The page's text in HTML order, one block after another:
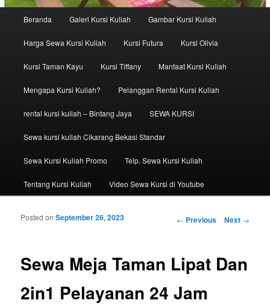
Skip to primary content
Skip to secondary content
Beranda Galeri Kursi Kuliah Gambar Kursi Kuliah
Harga Sewa Kursi Kuliah Kursi Futura Kursi Olivia
Kursi Taman Kayu Kursi Tiffany Manfaat Kursi Kuliah
Mengapa Kursi Kuliah? Pelanggan Rental Kursi Kuliah
rental kursi kuliah – Bintang Jaya SEWA KURSI
Sewa kursi kuliah Cikarang Bekasi Standar
Sewa Kursi Kuliah Promo Telp. Sewa Kursi Kuliah
Tentang Kursi Kuliah Video Sewa Kursi di Youtube
Post navigation
← Previous Next →
Sewa Meja Taman Lipat Dan
2in1 Pelayanan 24 Jam
Posted onSeptember 26, 2023